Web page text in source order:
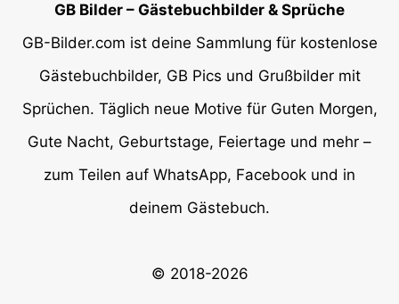
GB Bilder – Gästebuchbilder & Sprüche
GB-Bilder.com ist deine Sammlung für kostenlose
Gästebuchbilder, GB Pics und Grußbilder mit
Sprüchen. Täglich neue Motive für Guten Morgen,
Gute Nacht, Geburtstage, Feiertage und mehr –
zum Teilen auf WhatsApp, Facebook und in
deinem Gästebuch.
© 2018-2026